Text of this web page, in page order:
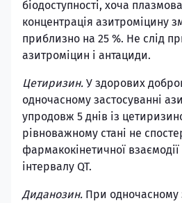
біодоступності, хоча
концентрація азитроміцину
приблизно на 25 %. Не слід
азитроміцин і антациди.
Цетиризин. У здорових
одночасному застосуванні
упродовж 5 днів із
рівноважному стані не
фармакокінетичної взаємодії
інтервалу QT.
Диданозин. При одночасному